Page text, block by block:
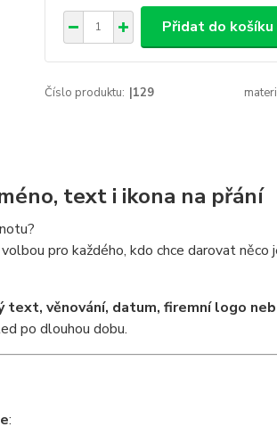
Přidat do košíku
Číslo produktu: |129
text i ikona na přání
pro každého, kdo chce darovat něco
text, věnování, datum, firemní logo
po dlouhou dobu.
: